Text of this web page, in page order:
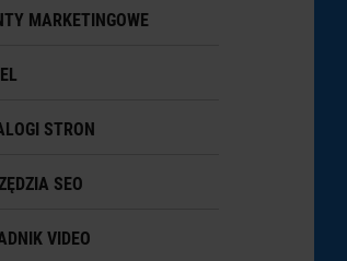
MARKETINGOWE
STRON
SEO
VIDEO